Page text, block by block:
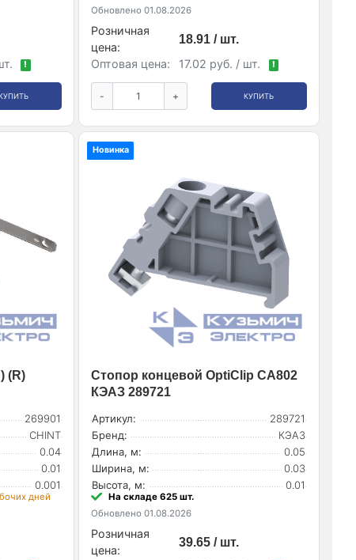
!
Обновлено 01.08.2026
Розничная
цена:
18.91 / шт.
Оптовая цена:
17.02 руб. / шт. !
- + КУПИТЬ
(R)
269901
CHINT
0.04
0.01
0.001
дней
Новинка
Стопор концевой OptiClip CA802
КЭАЗ 289721
Артикул:
289721
Бренд:
КЭАЗ
Длина, м:
0.05
Ширина, м:
0.03
Высота, м:
0.01
На складе 625 шт.
Обновлено 01.08.2026
Розничная
цена:
39.65 / шт.